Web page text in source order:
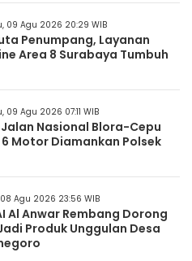
09 Agu 2026 20:29 WIB
Penumpang, Layanan
Area 8 Surabaya Tumbuh
09 Agu 2026 07:11 WIB
Nasional Blora-Cepu
Motor Diamankan Polsek
Agu 2026 23:56 WIB
Al Anwar Rembang Dorong
Produk Unggulan Desa